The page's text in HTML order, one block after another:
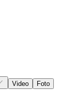
Video Foto